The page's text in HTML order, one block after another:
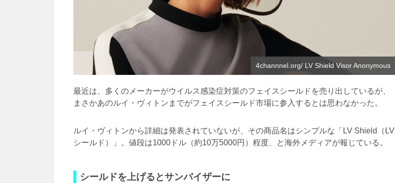
4channnel.org/ LV Shield Visor Anonymous
最近は、多くのメーカーがウイルス感染症対策のフェイスシールドを売り出しているが、
まさかあのルイ・ヴィトンまでがフェイスシールド市場に参入するとは思わなかった。
ルイ・ヴィトンから詳細は発表されていないが、その商品名はシンプルな「LV Shield（LV
シールド）」。値段は1000ドル（約10万5000円）程度、と海外メディアが報じている。
シールドを上げるとサンバイザーに